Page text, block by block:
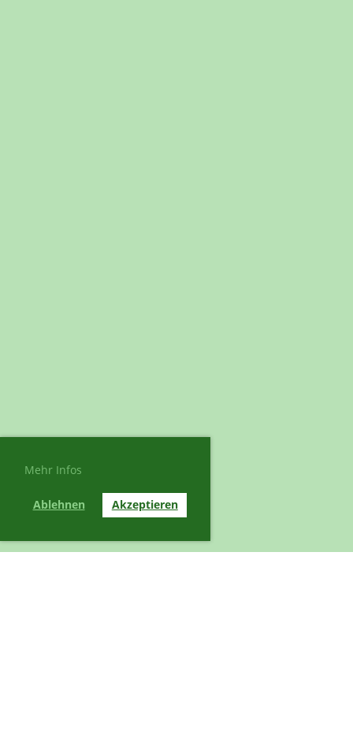
Mehr Infos
Ablehnen Akzeptieren